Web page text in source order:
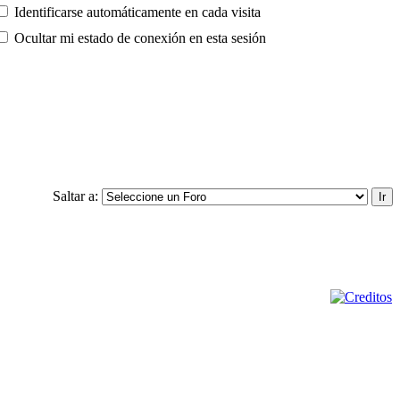
Identificarse automáticamente en cada visita
Ocultar mi estado de conexión en esta sesión
Saltar a: